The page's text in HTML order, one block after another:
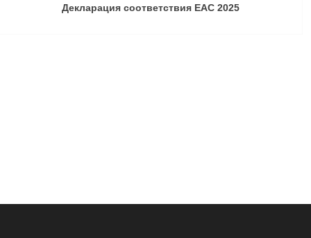
Декларация соответствия ЕАС 2025